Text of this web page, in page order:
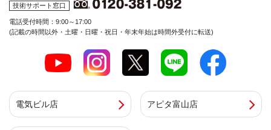
技術サポート窓口
電話受付時間：9:00～17:00
(記載の時間以外・土曜・日曜・祝日・年末年始は時間外受付に転送)
電気ビル店 アピタ富山店